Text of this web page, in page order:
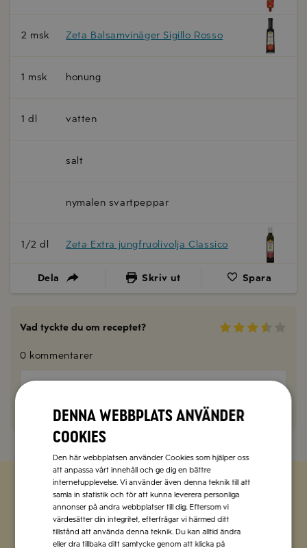
2 msk Zeta Balsamvinäger Sigillo Rosso
1 msk honung
1 dl vatten
salt
nymalen svartpeppar
1/2 dl Zeta Extra jungfruolivolja Classico
Dela Skriv ut Spara
Vad tyckte du om receptet?
0 kommentarer
Zetas populära nyhetsbrev
Missa inte att vi har flera olika nyhetsbrev som
Denna webbplats använder
cookies
Den här webbplatsen använder Cookies som hjälper oss
att anpassa vårt innehåll och ge dig en bättre
internetupplevelse. Vi använder även denna teknik till att
samla in statistik och för att kunna leverera personliga
annonser på andra webbplatser till dig. Eftersom vi
värdesätter din integritet, efterfrågar vi härmed ditt
tillstånd att använda denna teknik. Du kan alltid ändra
eller dra tillbaka ditt samtycke genom att klicka på